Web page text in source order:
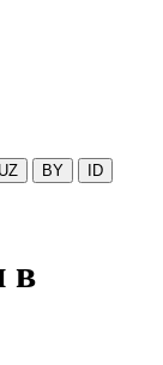
UZ BY ID
в